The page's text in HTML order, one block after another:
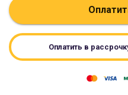
Оплатить в